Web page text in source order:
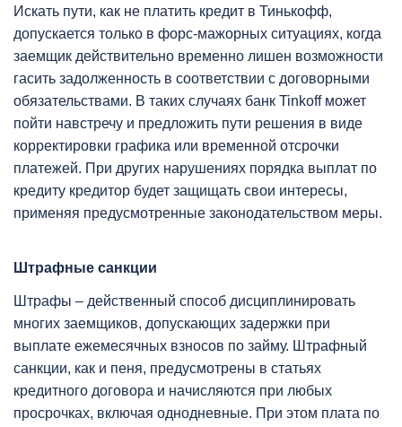
Искать пути, как не платить кредит в Тинькофф,
допускается только в форс-мажорных ситуациях, когда
заемщик действительно временно лишен возможности
гасить задолженность в соответствии с договорными
обязательствами. В таких случаях банк Tinkoff может
пойти навстречу и предложить пути решения в виде
корректировки графика или временной отсрочки
платежей. При других нарушениях порядка выплат по
кредиту кредитор будет защищать свои интересы,
применяя предусмотренные законодательством меры.
Штрафные санкции
Штрафы – действенный способ дисциплинировать
многих заемщиков, допускающих задержки при
выплате ежемесячных взносов по займу. Штрафный
санкции, как и пеня, предусмотрены в статьях
кредитного договора и начисляются при любых
просрочках, включая однодневные. При этом плата по